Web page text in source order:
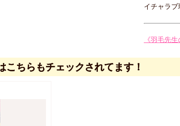
イチャラブ
《羽毛先
こちらもチェックされてます！